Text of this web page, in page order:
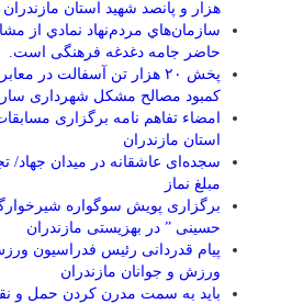
هزار و پانصد شهید استان
سازمان‌هاي مردم‌نهاد نمادي از
حاضر جامه دغدغه فرهنگی است.
کمبود مصالح مشکل شهرداری
امضاء تفاهم نامه برگزاری
استان مازندران
سجده‌ای عاشقانه در میدان جهاد/
مبلغ نماز
برگزاری پویش سوگواره
حسینی ” در بهزیستی مازندران
پیام قدردانی رئیس فدراسیون
ورزش و جوانان مازندران
باید به سمت مدرن کردن حمل و